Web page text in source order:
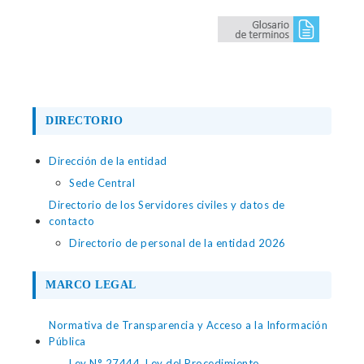
DIRECTORIO
Dirección de la entidad
Sede Central
Directorio de los Servidores civiles y datos de
contacto
Directorio de personal de la entidad 2026
MARCO LEGAL
Normativa de Transparencia y Acceso a la Información
Pública